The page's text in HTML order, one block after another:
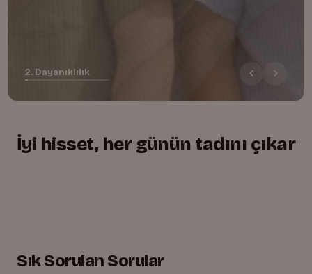
2. Dayanıklılık
İyi hisset, her günün tadını çıkar
+
Sık Sorulan Sorular